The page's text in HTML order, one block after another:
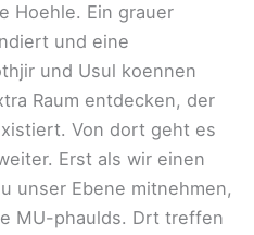
Hoehle. Ein grauer
und eine
und Usul koennen
Raum entdecken, der
Von dort geht es
Erst als wir einen
unser Ebene mitnehmen,
MU-phaulds. Drt treffen